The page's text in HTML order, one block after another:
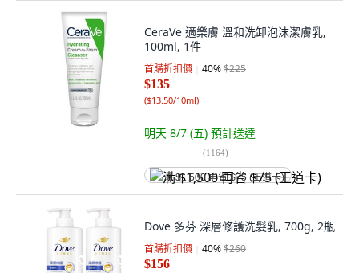
CeraVe 適樂膚 溫和洗卸泡沫潔膚乳,
100ml, 1件
首購折扣價 40%$225
$135
($13.50/10ml)
明天 8/7 (五) 預計送達
(1164)
满 $1,500 再省 $75 (王道卡)
Dove 多芬 深層修護洗髮乳, 700g, 2瓶
首購折扣價 40%$260
$156